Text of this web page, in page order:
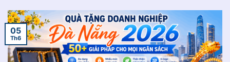
05
Th6